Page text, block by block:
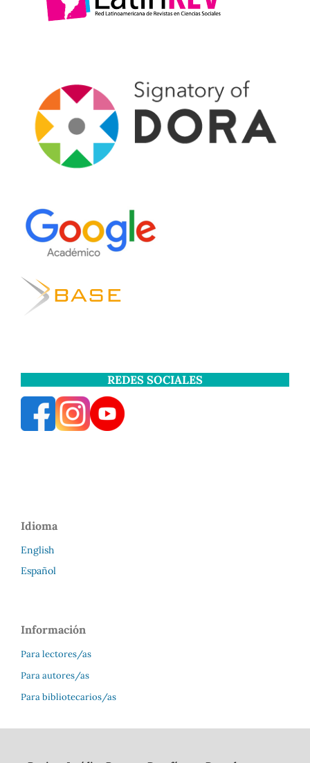
REDES SOCIALES
Idioma
English
Español
Información
Para lectores/as
Para autores/as
Para bibliotecarios/as